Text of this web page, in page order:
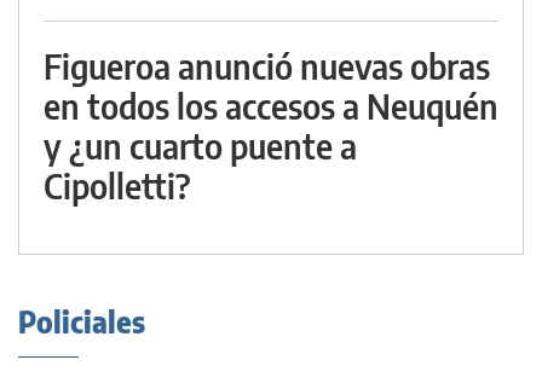
Figueroa anunció nuevas obras
en todos los accesos a Neuquén
y ¿un cuarto puente a
Cipolletti?
Policiales